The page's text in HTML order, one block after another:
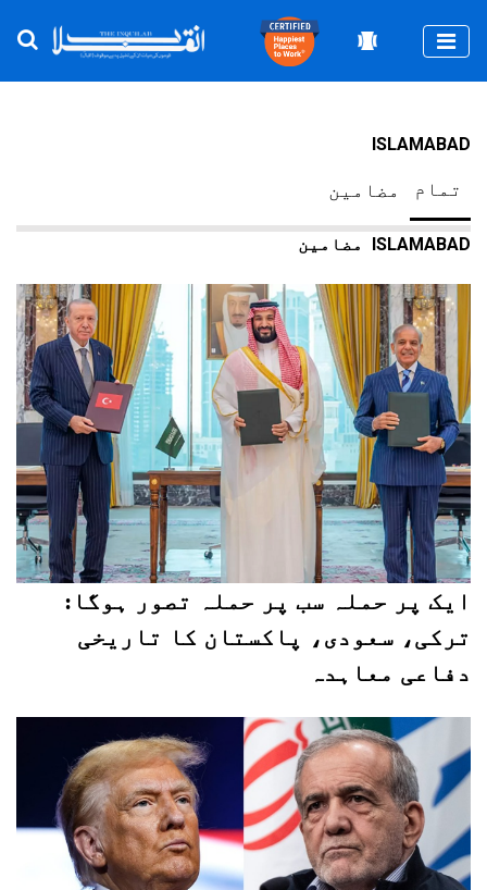
ISLAMABAD
مضامین تمام
ISLAMABAD
ایک پر حملہ سب پر حملہ تصور ہوگا:
ترکی، سعودی، پاکستان کا تاریخی
دفاعی معاہدہ